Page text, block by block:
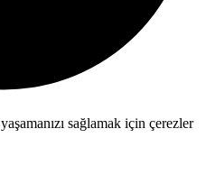
sağlamak için çerezler